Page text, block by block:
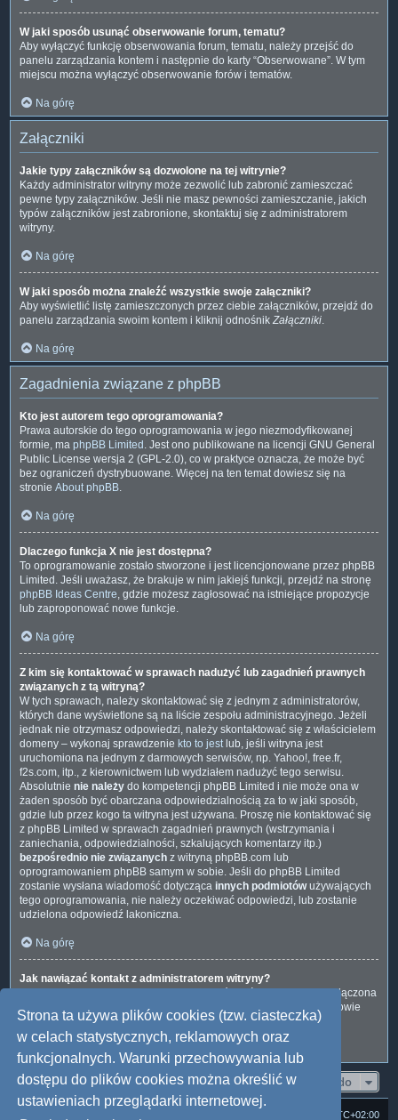
Strona ta używa plików cookies (tzw. ciasteczka)
w celach statystycznych, reklamowych oraz
funkcjonalnych. Warunki przechowywania lub
dostępu do plików cookies można określić w
ustawieniach przeglądarki internetowej.
W jaki sposób usunąć obserwowanie forum, tematu?
Aby wyłączyć funkcję obserwowania forum, tematu, należy przejść do
panelu zarządzania kontem i następnie do karty “Obserwowane”. W tym
miejscu można wyłączyć obserwowanie forów i tematów.
Na górę
Załączniki
Jakie typy załączników są dozwolone na tej witrynie?
Każdy administrator witryny może zezwolić lub zabronić zamieszczać
pewne typy załączników. Jeśli nie masz pewności zamieszczanie, jakich
typów załączników jest zabronione, skontaktuj się z administratorem
witryny.
Na górę
W jaki sposób można znaleźć wszystkie swoje załączniki?
Aby wyświetlić listę zamieszczonych przez ciebie załączników, przejdź do
panelu zarządzania swoim kontem i kliknij odnośnik Załączniki.
Na górę
Zagadnienia związane z phpBB
Kto jest autorem tego oprogramowania?
Prawa autorskie do tego oprogramowania w jego niezmodyfikowanej
formie, ma phpBB Limited. Jest ono publikowane na licencji GNU General
Public License wersja 2 (GPL-2.0), co w praktyce oznacza, że może być
bez ograniczeń dystrybuowane. Więcej na ten temat dowiesz się na
stronie About phpBB.
Na górę
Dlaczego funkcja X nie jest dostępna?
To oprogramowanie zostało stworzone i jest licencjonowane przez phpBB
Limited. Jeśli uważasz, że brakuje w nim jakiejś funkcji, przejdź na stronę
phpBB Ideas Centre, gdzie możesz zagłosować na istniejące propozycje
lub zaproponować nowe funkcje.
Na górę
Z kim się kontaktować w sprawach nadużyć lub zagadnień prawnych
związanych z tą witryną?
W tych sprawach, należy skontaktować się z jednym z administratorów,
których dane wyświetlone są na liście zespołu administracyjnego. Jeżeli
jednak nie otrzymasz odpowiedzi, należy skontaktować się z właścicielem
domeny – wykonaj sprawdzenie kto to jestlub, jeśli witryna jest
uruchomiona na jednym z darmowych serwisów, np. Yahoo!, free.fr,
f2s.com, itp., z kierownictwem lub wydziałem nadużyć tego serwisu.
Absolutnie nie należy do kompetencji phpBB Limited i nie może ona w
żaden sposób być obarczana odpowiedzialnością za to w jaki sposób,
gdzie lub przez kogo ta witryna jest używana. Proszę nie kontaktować się
z phpBB Limited w sprawach zagadnień prawnych (wstrzymania i
zaniechania, odpowiedzialności, szkalujących komentarzy itp.)
bezpośrednio nie związanych z witryną phpBB.com lub
oprogramowaniem phpBB samym w sobie. Jeśli do phpBB Limited
zostanie wysłana wiadomość dotycząca innych podmiotówużywających
tego oprogramowania, nie należy oczekiwać odpowiedzi, lub zostanie
udzielona odpowiedź lakoniczna.
Na górę
Jak nawiązać kontakt z administratorem witryny?
Wszyscy użytkownicy witryny mogą używać – jeśli funkcja ta jest włączona
przez administratora witryny – formularza „Kontakt z nami”. Członkowie
witryny mogą także używać odnośnika „Zespół administracyjny”.
Na górę
Przejdź do
UTC+02:00